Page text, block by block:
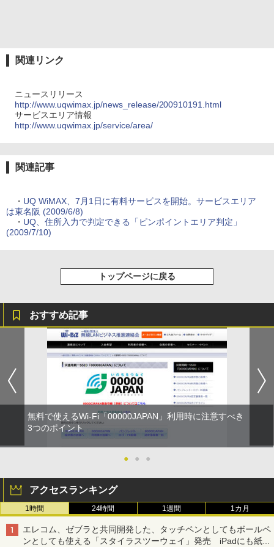
関連リンク
ニュースリリース
http://www.uqwimax.jp/news_release/200910191.html
サービスエリア情報
http://www.uqwimax.jp/service/area/
関連記事
・ UQ WiMAX、7月1日に有料サービスを開始。サービスエリア
は東名阪 (2009/6/8)
・ UQ、住所入力で判定できる「ピンポイントエリア判定」
(2009/7/10)
トップページに戻る
おすすめ記事
無料で使えるWi-Fi「00000JAPAN」利用時に注意すべき
3つのポイント
● ● ●
アクセスランキング
1時間 24時間 1週間 1カ月
エレコム、ゼブラと共同開発した、タッチペンとしてもボールペ
ンとしても使える「スタイラスツーウェイ」発売 iPadにも紙に